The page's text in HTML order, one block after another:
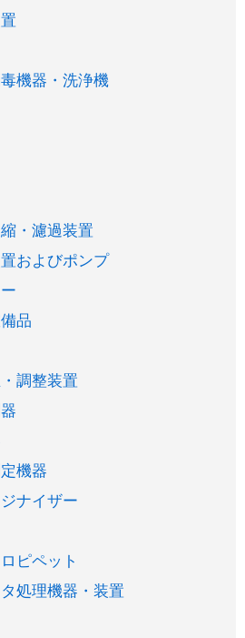
機器・洗浄機
・濾過装置
およびポンプ
品
調整装置
機器
ナイザー
ピペット
処理機器・装置